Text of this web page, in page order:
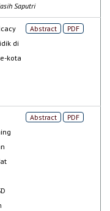
Saputri
di
kota
Abstract PDF
Abstract PDF